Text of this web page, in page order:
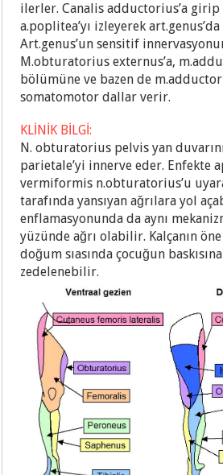
ilerler. Canalis adductorius’a girip
a.poplitea’yı izleyerek art.genus’da
Art.genus’un sensitif
M.obturatorius externus’a,
bölümüne ve bazen de m.adductor
somatomotor dallar verir.
KLİNİK BİLGİ:
N. obturatorius pelvis yan
parietale’yi innerve eder. Enfekte
vermiformis n.obturatorius’u
tarafında yansıyan ağrılara yol
enflamasyonunda da aynı
yüzünde ağrı olabilir. Kalçanın öne
doğum sıasında çocuğun
zedelenebilir.